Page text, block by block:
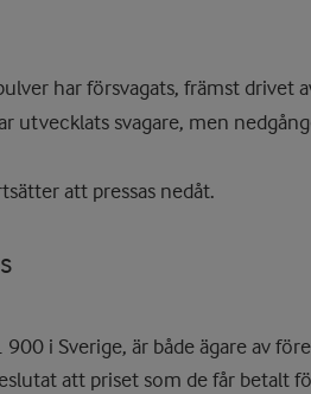
har försvagats, främst drivet
utvecklats svagare, men
att pressas nedåt.
i Sverige, är både ägare av
att priset som de får betalt